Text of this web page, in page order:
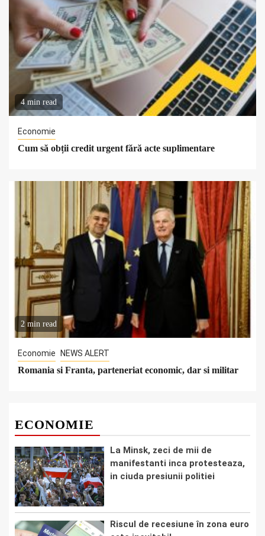
4 min read
Economie
Cum să obții credit urgent fără acte suplimentare
2 min read
Economie NEWS ALERT
Romania si Franta, parteneriat economic, dar si militar
ECONOMIE
La Minsk, zeci de mii de
manifestanti inca protesteaza,
in ciuda presiunii politiei
Riscul de recesiune în zona euro